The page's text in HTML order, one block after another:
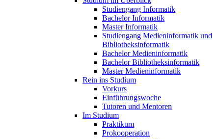
Studiengang Informatik
Bachelor Informatik
Master Informatik
Studiengang Medieninformatik und
Bibliotheksinformatik
Bachelor Medieninformatik
Bachelor Bibliotheksinformatik
Master Medieninformatik
Rein ins Studium
Vorkurs
Einführungswoche
Tutoren und Mentoren
Im Studium
Praktikum
Prokooperation